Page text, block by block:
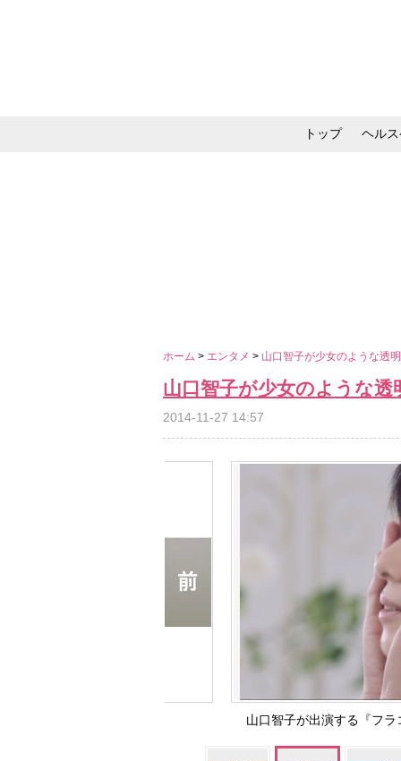
トップ ヘル
ホーム > エンタメ > 山口智子が少女のような透
山口智子が少女のような透
2014-11-27 14:57
山口智子が出演する『フ